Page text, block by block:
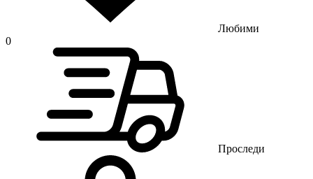
Любими
0
Проследи